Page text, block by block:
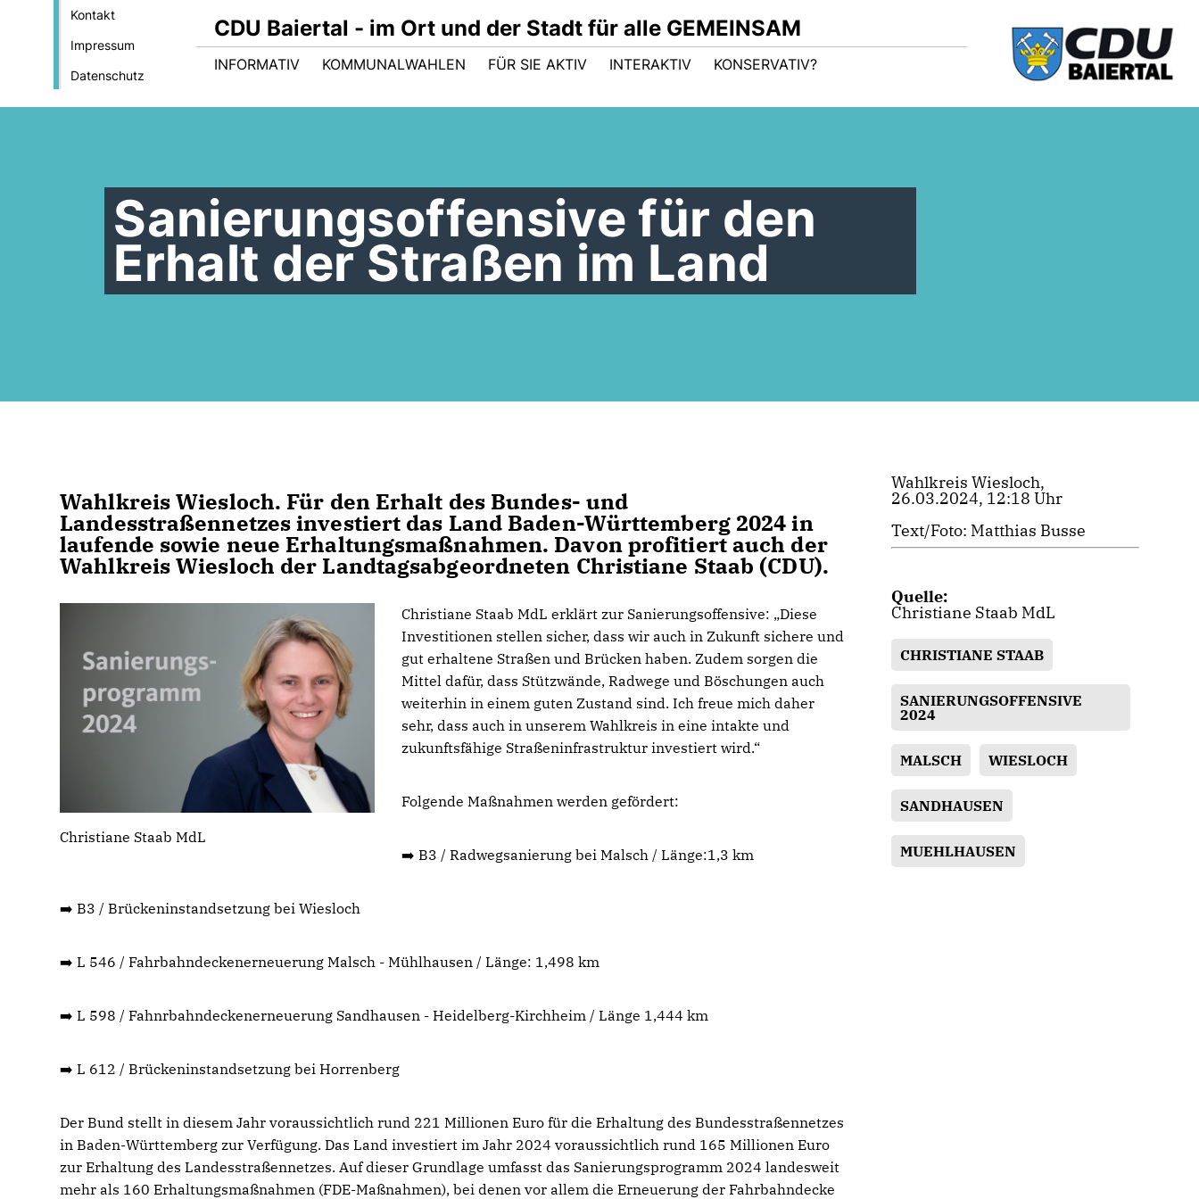
Kontakt
Impressum
Datenschutz
CDU Baiertal - im Ort und der Stadt für alle GEMEINSAM
INFORMATIV KOMMUNALWAHLEN FÜR SIE AKTIV INTERAKTIV KONSERVATIV?
Sanierungsoffensive für den
Erhalt der Straßen im Land
Wahlkreis Wiesloch. Für den Erhalt des Bundes- und
Landesstraßennetzes investiert das Land Baden-Württemberg 2024 in
laufende sowie neue Erhaltungsmaßnahmen. Davon profitiert auch der
Wahlkreis Wiesloch der Landtagsabgeordneten Christiane Staab (CDU).
Christiane Staab MdL
Christiane Staab MdL erklärt zur Sanierungsoffensive: „Diese
Investitionen stellen sicher, dass wir auch in Zukunft sichere und
gut erhaltene Straßen und Brücken haben. Zudem sorgen die
Mittel dafür, dass Stützwände, Radwege und Böschungen auch
weiterhin in einem guten Zustand sind. Ich freue mich daher
sehr, dass auch in unserem Wahlkreis in eine intakte und
zukunftsfähige Straßeninfrastruktur investiert wird.“
Folgende Maßnahmen werden gefördert:
➡️ B3 / Radwegsanierung bei Malsch / Länge:1,3 km
➡️ B3 / Brückeninstandsetzung bei Wiesloch
➡️ L 546 / Fahrbahndeckenerneuerung Malsch - Mühlhausen / Länge: 1,498 km
➡️ L 598 / Fahnrbahndeckenerneuerung Sandhausen - Heidelberg-Kirchheim / Länge 1,444 km
➡️ L 612 / Brückeninstandsetzung bei Horrenberg
Der Bund stellt in diesem Jahr voraussichtlich rund 221 Millionen Euro für die Erhaltung des Bundesstraßennetzes
in Baden-Württemberg zur Verfügung. Das Land investiert im Jahr 2024 voraussichtlich rund 165 Millionen Euro
zur Erhaltung des Landesstraßennetzes. Auf dieser Grundlage umfasst das Sanierungsprogramm 2024 landesweit
mehr als 160 Erhaltungsmaßnahmen (FDE-Maßnahmen), bei denen vor allem die Erneuerung der Fahrbahndecke
Wahlkreis Wiesloch,
26.03.2024, 12:18 Uhr
Text/Foto: Matthias Busse
Quelle:
Christiane Staab MdL
CHRISTIANE STAAB
SANIERUNGSOFFENSIVE
2024
MALSCH WIESLOCH
SANDHAUSEN
MUEHLHAUSEN